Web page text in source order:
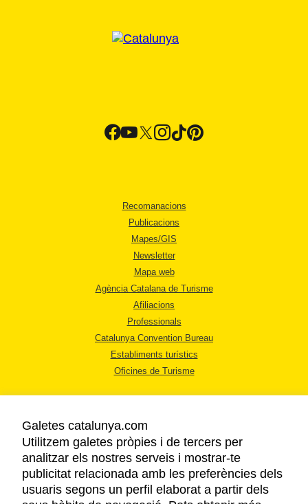
Recomanacions
Publicacions
Mapes/GIS
Newsletter
Mapa web
Agència Catalana de Turisme
Afiliacions
Professionals
Catalunya Convention Bureau
Establiments turístics
Oficines de Turisme
AVÍS LEGAL
POLÍTICA DE PRIVACITAT
COOKIES
Galetes catalunya.com
Utilitzem galetes pròpies i de tercers per
analitzar els nostres serveis i mostrar-te
publicitat relacionada amb les preferències dels
usuaris segons un perfil elaborat a partir dels